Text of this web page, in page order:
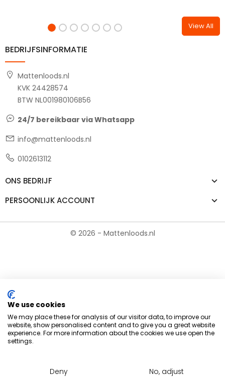
View All
BEDRIJFSINFORMATIE
Mattenloods.nl
KVK 24428574
BTW NL001980106B56
24/7 bereikbaar via Whatsapp
info@mattenloods.nl
0102613112
ONS BEDRIJF
PERSOONLIJK ACCOUNT
© 2026 - Mattenloods.nl
We use cookies
We may place these for analysis of our visitor data, to improve our
website, show personalised content and to give you a great website
experience. For more information about the cookies we use open the
settings.
Deny No, adjust